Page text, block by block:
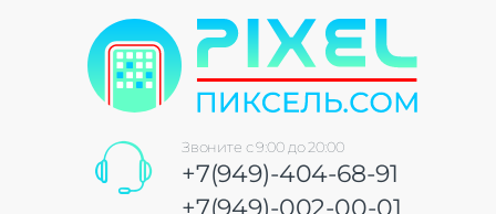
Звоните с 9:00 до 20:00
+7(949)-404-68-91